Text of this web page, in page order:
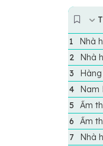
Nhà
Nhà
Nam
Ẩm
Ẩm
Nhà